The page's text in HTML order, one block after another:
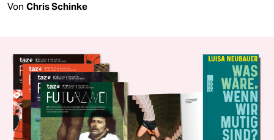
Von Chris Schinke